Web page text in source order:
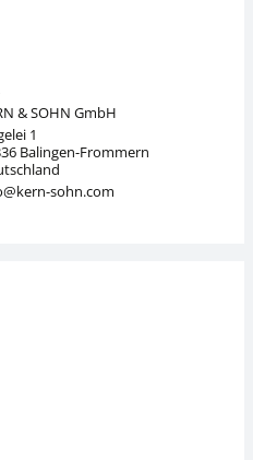
& SOHN GmbH
1
Balingen-Frommern
sohn.com